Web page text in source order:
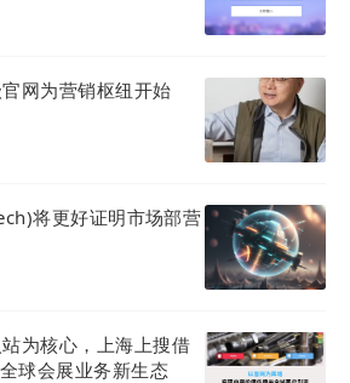
通时，在列表页快速搜索问题，
准答案链接。客户也可直接访问官
类或搜索自助解决问题。
问/分享”数据，识别热点与无人问
规检测”结果处理风险。利用批量
网为营销枢纽开始
将更好证明市场部营
为核心，上海上搜借
球会展业务新生态